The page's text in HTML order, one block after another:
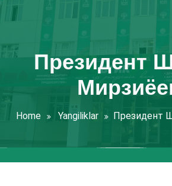
Президент
Home Yangiliklar Президент